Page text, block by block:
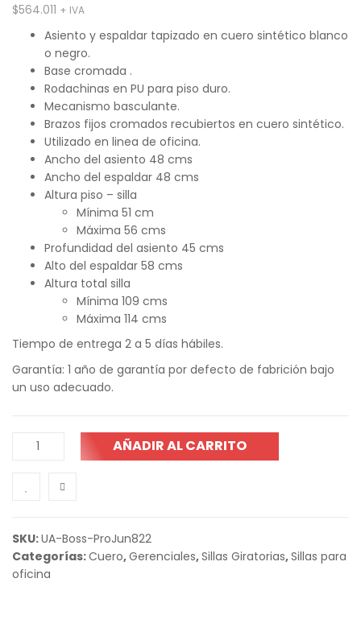
$564.011 + IVA
Asiento y espaldar tapizado en cuero sintético blanco
o negro.
Base cromada .
Rodachinas en PU para piso duro.
Mecanismo basculante.
Brazos fijos cromados recubiertos en cuero sintético.
Utilizado en linea de oficina.
Ancho del asiento 48 cms
Ancho del espaldar 48 cms
Altura piso – silla
Mínima 51 cm
Máxima 56 cms
Profundidad del asiento 45 cms
Alto del espaldar 58 cms
Altura total silla
Mínima 109 cms
Máxima 114 cms
Tiempo de entrega 2 a 5 días hábiles.
Garantía: 1 año de garantía por defecto de fabrición bajo
un uso adecuado.
AÑADIR AL CARRITO
SKU:UA-Boss-ProJun822
Categorías:Cuero,Gerenciales,Sillas Giratorias,Sillas para
oficina